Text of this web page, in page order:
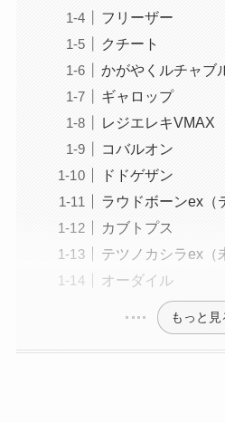
フリーザー
クチート
かがやくルチャブ
ギャロップ
レジエレキVMAX
コバルオン
ドドゲザン
ラウドボーンex（
カブトプス
テツノカシラex（
オーダイル
もっと見